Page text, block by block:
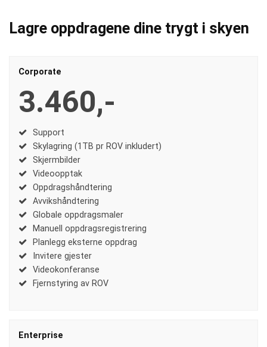
Lagre oppdragene dine trygt i skyen
Corporate
3.460,-
Support
Skylagring (1TB pr ROV inkludert)
Skjermbilder
Videoopptak
Oppdragshåndtering
Avvikshåndtering
Globale oppdragsmaler
Manuell oppdragsregistrering
Planlegg eksterne oppdrag
Invitere gjester
Videokonferanse
Fjernstyring av ROV
Enterprise